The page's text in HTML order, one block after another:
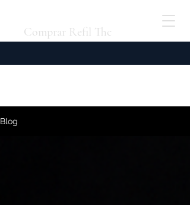
Comprar Refil Thc
Blog